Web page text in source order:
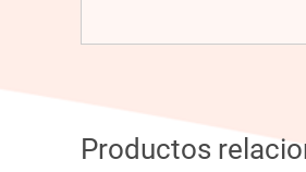
Productos